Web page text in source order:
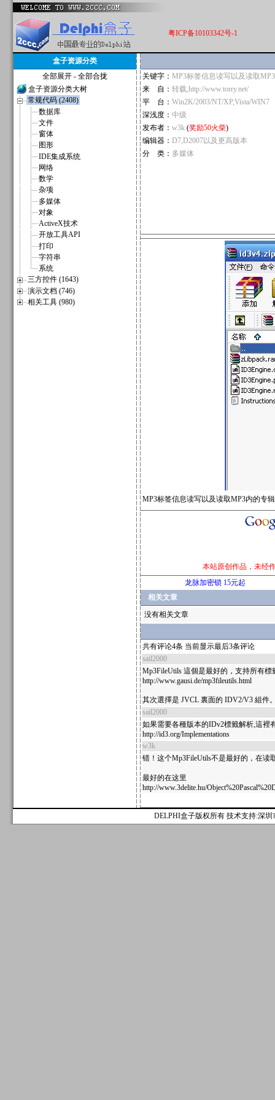
粤ICP备10103342号-1
盒子资源分类
全部展开 - 全部合拢
盒子资源分类大树
常规代码 (2408)
数据库
文件
窗体
图形
IDE集成系统
网络
数学
杂项
多媒体
对象
ActiveX技术
开放工具API
打印
字符串
系统
三方控件 (1643)
演示文档 (746)
相关工具 (980)
关键字： MP3标签信息读写以及读取
来 自： 转载,http://www.torry.net/
平 台： Win2K/2003/NT/XP,Vista/WIN7
深浅度： 中级
发布者： w3k (奖励50火柴)
编辑器： D7,D2007以及更高版本
分 类： 多媒体
MP3标签信息读写以及读取MP3内的专
本站原创作品，未经
龙脉加密锁 15元起
相关文章
没有相关文章
共有评论4条 当前显示最后3条评论
sail2000
Mp3FileUtils 這個是最好的，支持所有
http://www.gausi.de/mp3fileutils.html
其次選擇是 JVCL 裏面的 IDV2/V3 組件
sail2000
如果需要各種版本的IDv2標籤解析,這裡
http://id3.org/Implementations
w3k
错！这个Mp3FileUtils不是最好的，在读
最好的在这里
http://www.3delite.hu/
DELPHI盒子版权所有 技术支持:深